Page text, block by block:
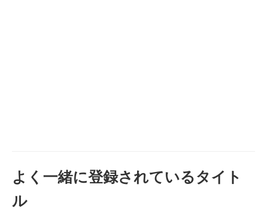
よく一緒に登録されているタイト
ル